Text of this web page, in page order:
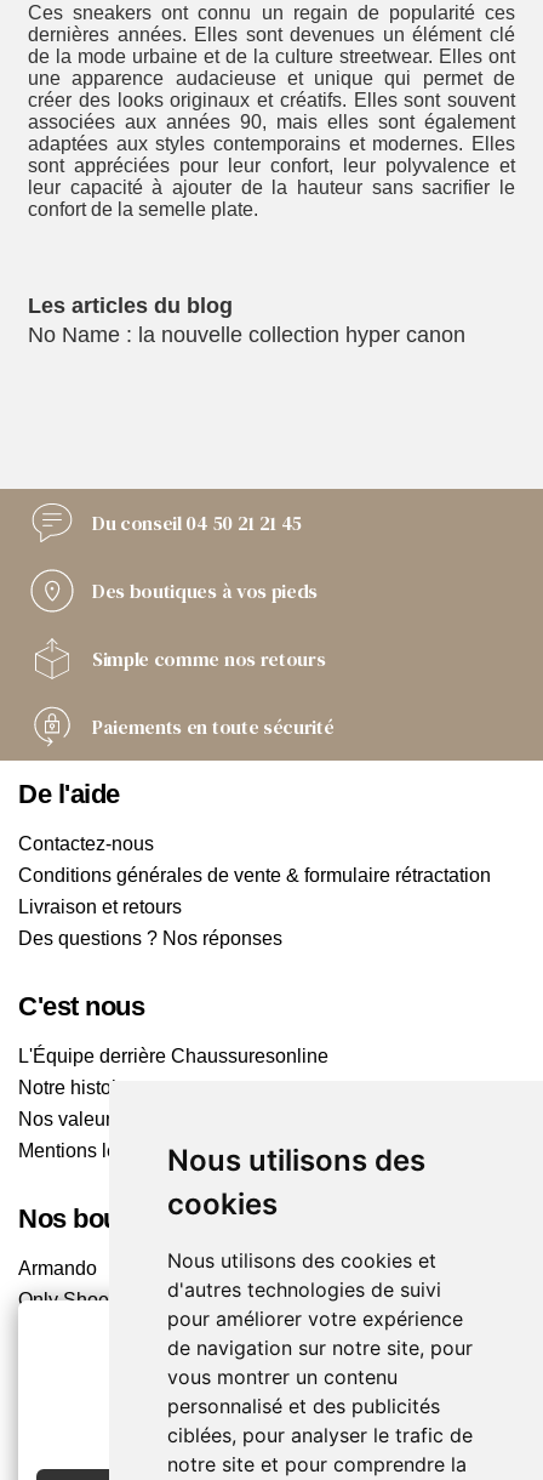
Nous utilisons des
cookies
Nous utilisons des cookies et
d'autres technologies de suivi
pour améliorer votre expérience
de navigation sur notre site, pour
vous montrer un contenu
personnalisé et des publicités
ciblées, pour analyser le trafic de
notre site et pour comprendre la
2€ OFFERTS
EN CRÉANT UN COMPTE
Ces sneakers ont connu un regain de popularité ces
dernières années. Elles sont devenues un élément clé
de la mode urbaine et de la culture streetwear. Elles ont
une apparence audacieuse et unique qui permet de
créer des looks originaux et créatifs. Elles sont souvent
associées aux années 90, mais elles sont également
adaptées aux styles contemporains et modernes. Elles
sont appréciées pour leur confort, leur polyvalence et
leur capacité à ajouter de la hauteur sans sacrifier le
confort de la semelle plate.
No Name : la nouvelle collection hyper canon
Du conseil04 50 21 21 45
Des boutiques à vos pieds
Simple comme nos retours
Paiements en toute sécurité
De l'aide
Contactez-nous
Conditions générales de vente & formulaire rétractation
Livraison et retours
Des questions ? Nos réponses
C'est nous
L'Équipe derrière Chaussuresonline
Notre histoire
Nos valeurs
Mentions légales
Nos boutiques
Armando
Only Shoes
Trouvez le magasin le plus proche
Chaussuresonline sur les Médias sociaux